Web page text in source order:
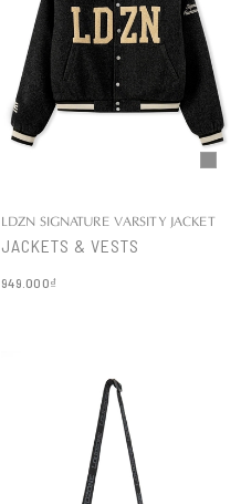
LDZN SIGNATURE VARSITY JACKET
JACKETS & VESTS
949.000₫